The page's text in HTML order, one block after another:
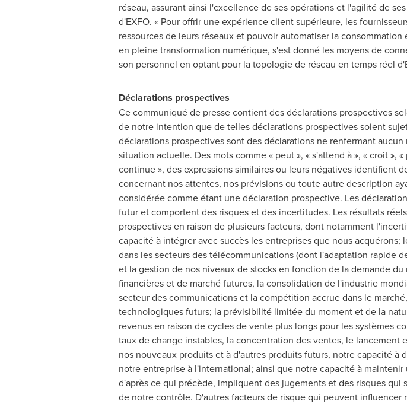
réseau, assurant ainsi l'excellence de ses opérations et l'agilité de
d'EXFO. « Pour offrir une expérience client supérieure, les
ressources de leurs réseaux et pouvoir automatiser la
en pleine transformation numérique, s'est donné les moyens de
son personnel en optant pour la topologie de réseau en temps réel
Déclarations prospectives
Ce communiqué de presse contient des déclarations prospectives
de notre intention que de telles déclarations prospectives soient
déclarations prospectives sont des déclarations ne renfermant
situation actuelle. Des mots comme « peut », « s'attend à », « croit »,
continue », des expressions similaires ou leurs négatives identifient
concernant nos attentes, nos prévisions ou toute autre description
considérée comme étant une déclaration prospective. Les
futur et comportent des risques et des incertitudes. Les résultats
prospectives en raison de plusieurs facteurs, dont notamment
capacité à intégrer avec succès les entreprises que nous
dans les secteurs des télécommunications (dont l'adaptation rapide
et la gestion de nos niveaux de stocks en fonction de la demande
financières et de marché futures, la consolidation de l'industrie
secteur des communications et la compétition accrue dans le
technologiques futurs; la prévisibilité limitée du moment et de la
revenus en raison de cycles de vente plus longs pour les systèmes
taux de change instables, la concentration des ventes, le
nos nouveaux produits et à d'autres produits futurs, notre capacité
notre entreprise à l'international; ainsi que notre capacité à
d'après ce qui précède, impliquent des jugements et des risques
de notre contrôle. D'autres facteurs de risque qui peuvent